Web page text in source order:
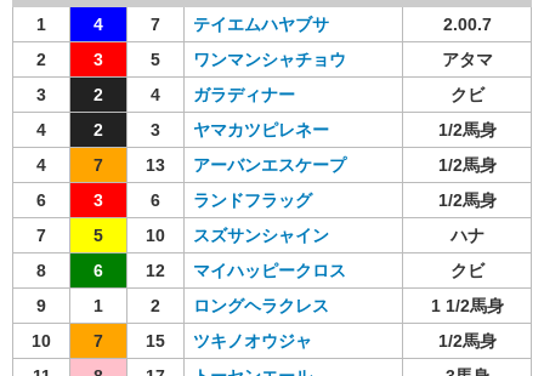
1 4 7 テイエムハヤブサ
2.00.7
2
3 5 ワンマンシャチョウ
アタマ
3
2 4 ガラディナー
クビ
4
2 3 ヤマカツピレネー
1/2馬身
4
7 13 アーバンエスケープ
1/2馬身
6
3 6 ランドフラッグ
1/2馬身
7
5 10 スズサンシャイン
ハナ
8
6 12 マイハッピークロス
クビ
9
1 2 ロングヘラクレス
1 1/2馬身
10
7 15 ツキノオウジャ
1/2馬身